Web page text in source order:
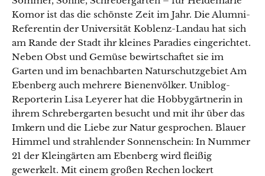
Komor ist das die schönste Zeit im Jahr. Die Alumni-
Referentin der Universität Koblenz-Landau hat sich
am Rande der Stadt ihr kleines Paradies eingerichtet.
Neben Obst und Gemüse bewirtschaftet sie im
Garten und im benachbarten Naturschutzgebiet Am
Ebenberg auch mehrere Bienenvölker. Uniblog-
Reporterin Lisa Leyerer hat die Hobbygärtnerin in
ihrem Schrebergarten besucht und mit ihr über das
Imkern und die Liebe zur Natur gesprochen. Blauer
Himmel und strahlender Sonnenschein: In Nummer
21 der Kleingärten am Ebenberg wird fleißig
gewerkelt. Mit einem großen Rechen lockert